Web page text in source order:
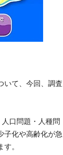
いて、今回、調査
口問題・人種問
子化や高齢化が急
。